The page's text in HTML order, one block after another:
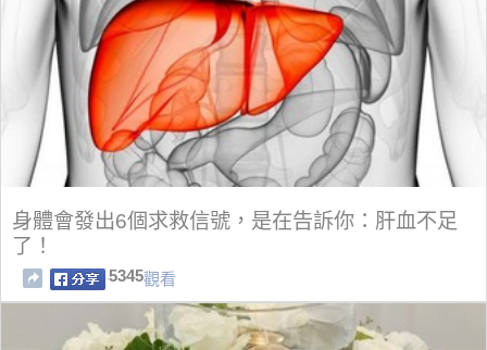
身體會發出6個求救信號，是在告訴你：肝血不足
了！
5345觀看